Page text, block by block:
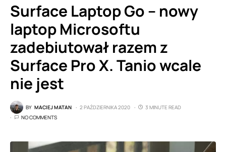
Surface Laptop Go – nowy
laptop Microsoftu
zadebiutował razem z
Surface Pro X. Tanio wcale
nie jest
BY MACIEJ MATAN 2 PAŹDZIERNIKA 2020
3 MINUTE READ
NO COMMENTS